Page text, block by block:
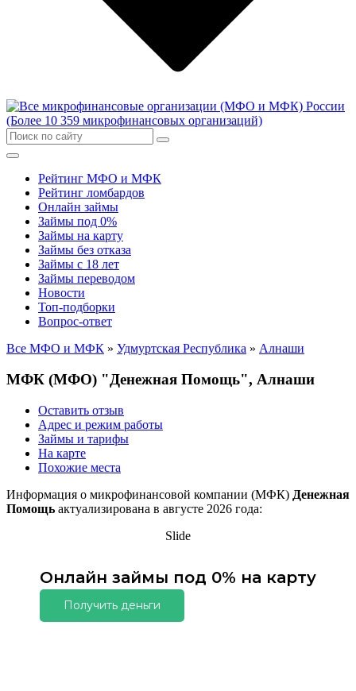
Рейтинг МФО и МФК
Рейтинг ломбардов
Онлайн займы
Займы под 0%
Займы на карту
Займы без отказа
Займы с 18 лет
Займы переводом
Новости
Топ-подборки
Вопрос-ответ
Все МФО и МФК » Удмуртская Республика » Алнаши
МФК (МФО) "Денежная Помощь", Алнаши
Оставить отзыв
Адрес и режим работы
Займы и тарифы
На карте
Похожие места
Информация о микрофинансовой компании (МФК) Денежная
Помощь актуализирована в августе 2026 года:
Slide
Онлайн займы под 0% на карту
Получить деньги